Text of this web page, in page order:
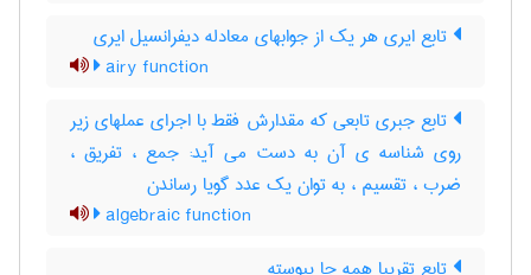
تابع ایری هر یک از جوابهای معادله دیفرانسیل ایری
airy function
تابع جبری تابعی که مقدارش فقط با اجرای عملهای زیر
روی شناسه ی آن به دست می آید: جمع ، تفریق ،
ضرب ، تقسیم ، به توان یک عدد گویا رساندن
algebraic function